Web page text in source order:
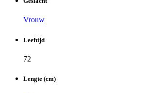
Vrouw
Leeftijd
72
Lengte (cm)